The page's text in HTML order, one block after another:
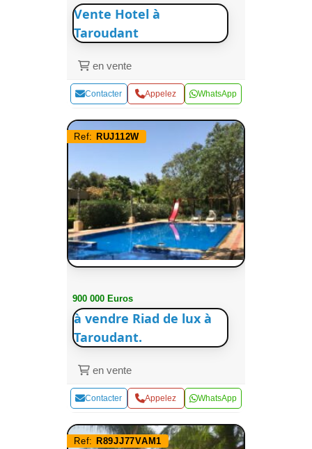
Vente Hotel à
Taroudant
en vente
Contacter Appelez WhatsApp
Ref: RUJ112W
900 000 Euros
à vendre Riad de lux à
Taroudant.
en vente
Contacter Appelez WhatsApp
Ref: R89JJ77VAM1